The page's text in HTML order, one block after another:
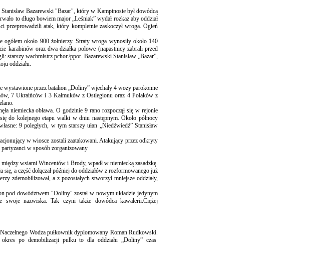
Bazarewski "Bazar", który w Kampinosie był dowódcą
to długo bowiem major „Leśniak” wydał rozkaz aby oddział
przeprowadzili atak, który kompletnie zaskoczył wroga. Ogień
około 900 żołnierzy. Straty wroga wynosiły około 140
karabinów oraz dwa działka polowe (napastnicy zabrali przed
starszywachmistrz pchor./ppor. Bazarewski Stanisław „Bazar”,
oddziału.
przez batalion „Doliny” wjechały 4 wozy parokonne
7 Ukraińców i 3 Kałmuków z Ostlegionu oraz 4 Polaków z
niemiecka obława. O godzinie 9 rano rozpoczął się w rejonie
do kolejnego etapu walki w dniu następnym. Około północy
9 poległych, w tym starszy ułan „Niedźwiedź” Stanisław
w wiosce zostali zaatakowani. Atakujący przez odkryty
w sposób zorganizowany
wsiami Wincentów i Brody, wpadł w niemiecką zasadzkę.
a część dołączał później do oddziałów z rozformowanego już
zdemobilizował, a z pozostałych stworzył mniejsze oddziały,
pod dowództwem "Doliny" został w nowym układzie jedynym
swoje nazwiska. Tak czyni także dowódca kawalerii.Ciężej
Wodza pułkownik dyplomowany Roman Rudkowski.
po demobilizacji pułku to dla oddziału „Doliny” czas